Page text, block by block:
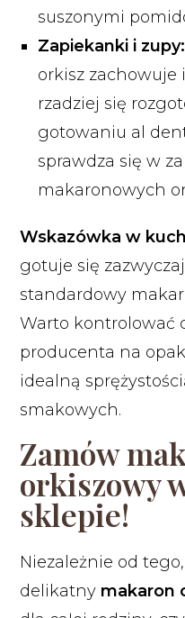
suszonymi
Zapiekanki i zupy:
orkisz
rzadziej się
gotowaniu al
sprawdza się w
makaronowych
Wskazówka w
gotuje się
standardowy
Warto kontrolować
producenta na
idealną
smakowych.
Zamów
orkiszowy
sklepie!
Niezależnie od
delikatny makaron